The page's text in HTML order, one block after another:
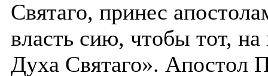
Святаго, принес
власть сию, чтобы тот,
Духа Святаго». Апостол